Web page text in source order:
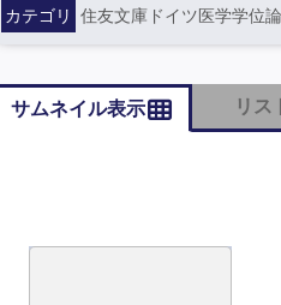
カテゴリ 住友文庫ドイツ医学学位
サムネイル表示 リス